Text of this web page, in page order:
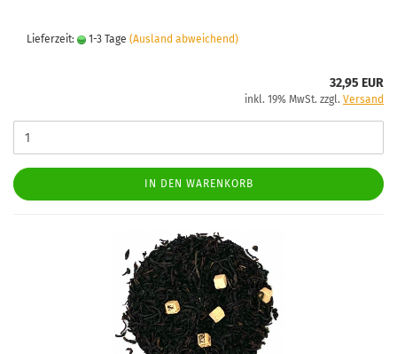
Lieferzeit: 1-3 Tage (Ausland abweichend)
32,95 EUR
inkl. 19% MwSt. zzgl. Versand
IN DEN WARENKORB